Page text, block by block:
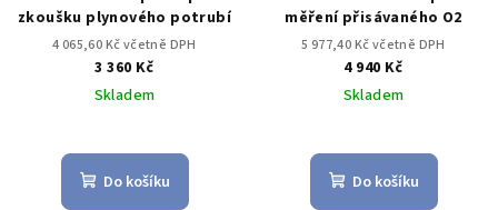
zkoušku plynového potrubí
4 065,60 Kč včetně DPH
3 360 Kč
Skladem
Do košíku
měření přisávaného O2
5 977,40 Kč včetně DPH
4 940 Kč
Skladem
Do košíku